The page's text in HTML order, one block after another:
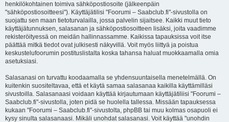
henkilökohtainen toimiva sähköpostiosoite (jälkeenpäin
"sähköpostiosoitteesi"). Käyttäjätilisi "Foorumi – Saabclub.fi"-sivustolla on
suojattu sen maan tietoturvalailla, jossa palvelin sijaitsee. Kaikki muut tieto
käyttäjätunnuksen, salasanan ja sähköpostiosoitteen lisäksi, joita vaadimme
rekisteröityessä on meidän hallinnassamme. Kaikissa tapauksissa voit itse
päättää mitkä tiedot ovat julkisesti näkyvillä. Voit myös liittyä ja poistua
keskustelufoorumin postituslistalta koska tahansa haluat muokkaamalla omia
asetuksiasi.
Salasanasi on turvattu koodaamalla se yhdensuuntaisella menetelmällä. On
kuitenkin suositeltavaa, että et käytä samaa salasanaa kaikilla käyttämilläsi
sivustoilla. Salasanaasi voidaan käyttää kirjautumaan käyttäjätiliisi "Foorumi –
Saabclub.fi"-sivustolla, joten pidä se huolella tallessa. Missään tapauksessa
kukaan "Foorumi – Saabclub.fi"-sivustolta, phpBB tai muu kolmas osapuoli ei
kysy sinulta salasanaasi. Mikäli unohdat salasanasi. Voit käyttää "unohdin